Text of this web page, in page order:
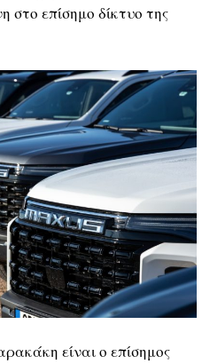
στο επίσημο δίκτυο της
είναι ο επίσημος